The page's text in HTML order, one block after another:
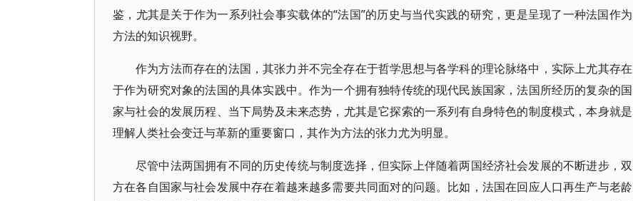
鉴，尤其是关于作为一系列社会事实载体的“法国”的历史与当代实践的研究，更是呈现了一种法国作为
方法的知识视野。
作为方法而存在的法国，其张力并不完全存在于哲学思想与各学科的理论脉络中，实际上尤其存在
于作为研究对象的法国的具体实践中。作为一个拥有独特传统的现代民族国家，法国所经历的复杂的国
家与社会的发展历程、当下局势及未来态势，尤其是它探索的一系列有自身特色的制度模式，本身就是
理解人类社会变迁与革新的重要窗口，其作为方法的张力尤为明显。
尽管中法两国拥有不同的历史传统与制度选择，但实际上伴随着两国经济社会发展的不断进步，双
方在各自国家与社会发展中存在着越来越多需要共同面对的问题。比如，法国在回应人口再生产与老龄